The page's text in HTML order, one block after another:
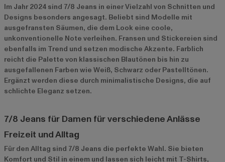
Im Jahr 2024 sind 7/8 Jeans in einer Vielzahl von Schnitten und
Designs besonders angesagt. Beliebt sind Modelle mit
ausgefransten Säumen, die dem Look eine coole,
unkonventionelle Note verleihen. Fransen und Stickereien sind
ebenfalls im Trend und setzen modische Akzente. Farblich
reicht die Palette von klassischen Blautönen bis hin zu
ausgefallenen Farben wie Weiß, Schwarz oder Pastelltönen.
Ergänzt werden diese durch minimalistische Designs, die auf
schlichte Eleganz setzen.
7/8 Jeans für Damen für verschiedene Anlässe
Freizeit und Alltag
Für den Alltag sind 7/8 Jeans die perfekte Wahl. Sie bieten
Komfort und Stil in einem und lassen sich leicht mit T-Shirts,